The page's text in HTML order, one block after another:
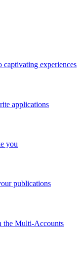
captivating experiences
applications
you
publications
the Multi-Accounts